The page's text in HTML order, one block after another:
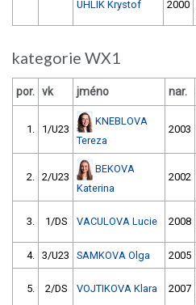
UHLIK Krystof 2000
kategorie WX1
por. vk jméno nar.
1. 1/U23
KNEBLOVA
Tereza
2003
2. 2/U23
BEKOVA
Katerina
2002
3. 1/DS VACULOVA Lucie 2008
4. 3/U23 SAMKOVA Olga 2005
5. 2/DS VOJTIKOVA Klara 2007